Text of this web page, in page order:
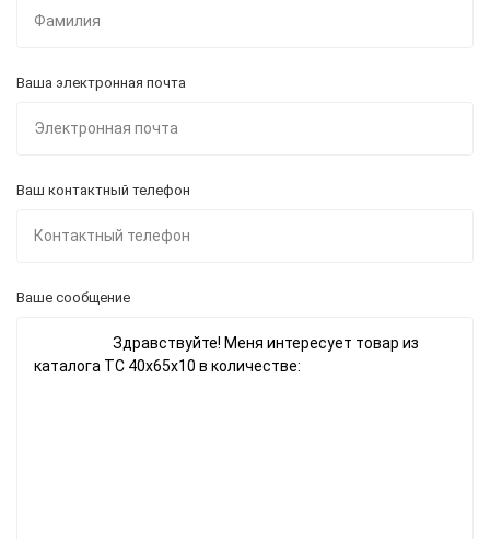
Ваша электронная почта
Ваш контактный телефон
Ваше сообщение